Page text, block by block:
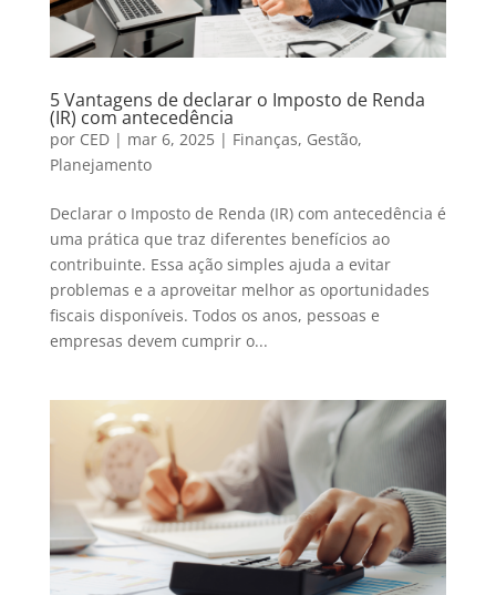
5 Vantagens de declarar o Imposto de Renda
(IR) com antecedência
por CED| mar 6, 2025| Finanças, Gestão,
Planejamento
Declarar o Imposto de Renda (IR) com antecedência é
uma prática que traz diferentes benefícios ao
contribuinte. Essa ação simples ajuda a evitar
problemas e a aproveitar melhor as oportunidades
fiscais disponíveis. Todos os anos, pessoas e
empresas devem cumprir o...